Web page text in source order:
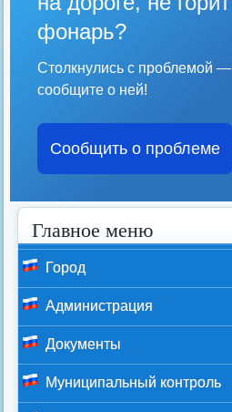
фонарь?
Столкнулись с проблемой —
сообщите о ней!
Сообщить о проблеме
Главное меню
Город
Администрация
Документы
Муниципальный контроль